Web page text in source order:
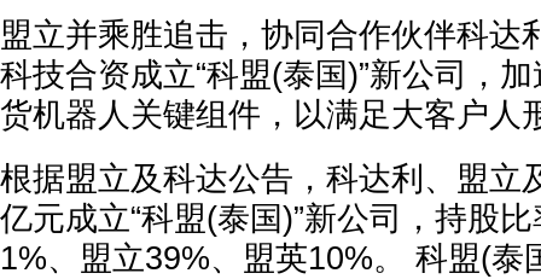
盟立并乘胜追击，协同合作伙伴科达
科技合资成立“科盟(泰国)”新公司，
货机器人关键组件，以满足大客户人
根据盟立及科达公告，科达利、盟立
亿元成立“科盟(泰国)”新公司，持股
1%、盟立39%、盟英10%。 科盟(泰